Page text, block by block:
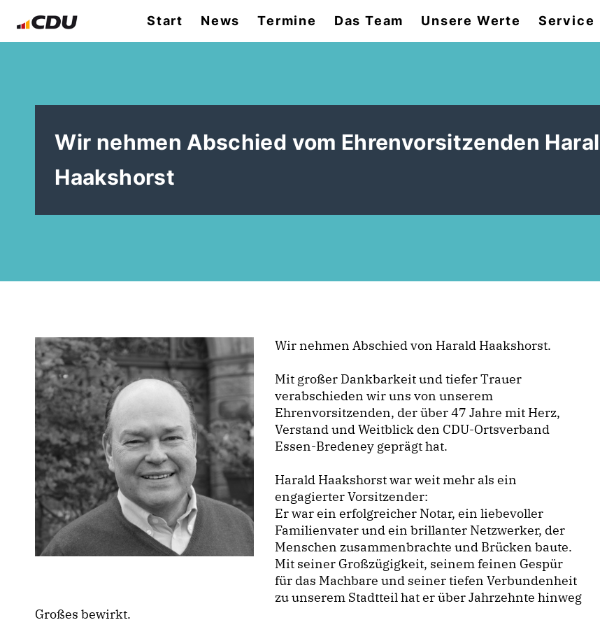
Start News Termine Das Team Unsere Werte Service
Wir nehmen Abschied vom Ehrenvorsitzenden
Haakshorst
Wir nehmen Abschied von Harald Haakshorst.
Mit großer Dankbarkeit und tiefer Trauer
verabschieden wir uns von unserem
Ehrenvorsitzenden, der über 47 Jahre mit Herz,
Verstand und Weitblick den CDU-Ortsverband
Essen-Bredeney geprägt hat.
Harald Haakshorst war weit mehr als ein
engagierter Vorsitzender:
Er war ein erfolgreicher Notar, ein liebevoller
Familienvater und ein brillanter Netzwerker, der
Menschen zusammenbrachte und Brücken baute.
Mit seiner Großzügigkeit, seinem feinen Gespür
für das Machbare und seiner tiefen Verbundenheit
zu unserem Stadtteil hat er über Jahrzehnte hinweg
Großes bewirkt.